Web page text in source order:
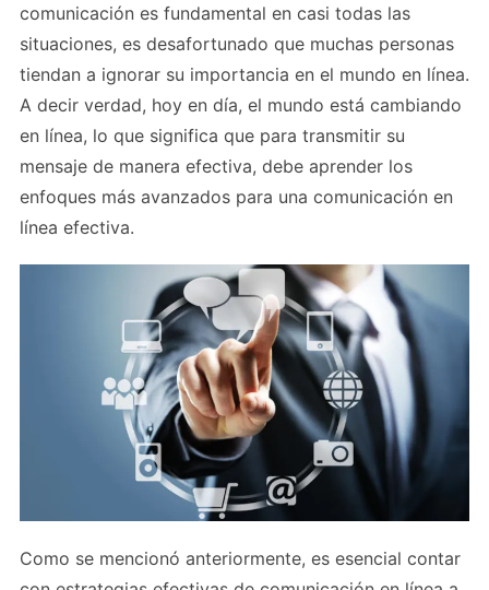
comunicación es fundamental en casi todas las
situaciones, es desafortunado que muchas personas
tiendan a ignorar su importancia en el mundo en línea.
A decir verdad, hoy en día, el mundo está cambiando
en línea, lo que significa que para transmitir su
mensaje de manera efectiva, debe aprender los
enfoques más avanzados para una comunicación en
línea efectiva.
Como se mencionó anteriormente, es esencial contar